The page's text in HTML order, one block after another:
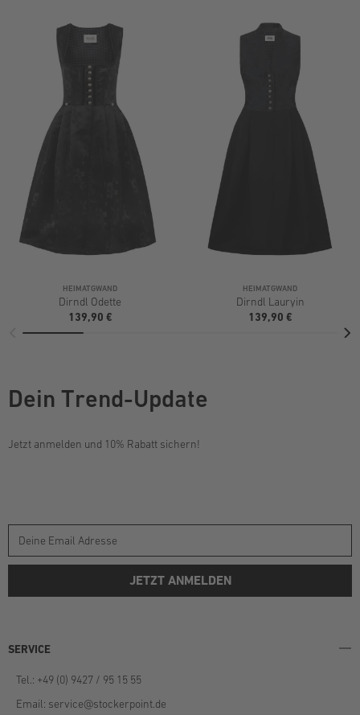
HEIMATGWAND
Dirndl Odette
139,90 €
HEIMATGWAND
Dirndl Lauryin
139,90 €
Dein Trend-Update
Jetzt anmelden und 10% Rabatt sichern!
JETZT ANMELDEN
SERVICE
Tel.: +49 (0) 9427 / 95 15 55
Email: service@stockerpoint.de